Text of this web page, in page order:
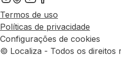
Termos de uso
Políticas de privacidade
Configurações de cookies
© Localiza - Todos os direitos